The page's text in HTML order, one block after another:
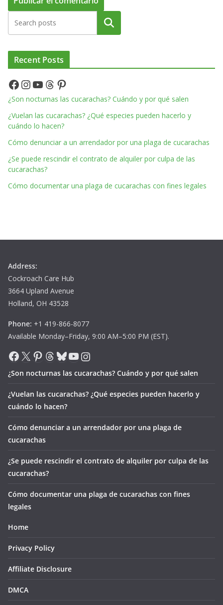
Buscar
Recent Posts
Facebook InstagramYouTube Threads Pinterest
¿Son nocturnas las cucarachas? Cuándo y por qué salen
¿Vuelan las cucarachas? ¿Qué especies pueden hacerlo y
cuándo lo hacen?
Cómo denunciar a un arrendador por una plaga de cucarachas
¿Se puede rescindir el contrato de alquiler por culpa de las
cucarachas?
Cómo documentar una plaga de cucarachas con fines legales
Address:
Cockroach Care Hub
3664 Upland Avenue
Holland, OH 43528
Phone: +1 419-866-8077
Available Monday–Friday, 9:00 AM–5:00 PM (EST).
Facebook
X Pinterest
Threads
Bluesky
YouTube
Instagram
¿Son nocturnas las cucarachas? Cuándo y por qué salen
¿Vuelan las cucarachas? ¿Qué especies pueden hacerlo y
cuándo lo hacen?
Cómo denunciar a un arrendador por una plaga de
cucarachas
¿Se puede rescindir el contrato de alquiler por culpa de las
cucarachas?
Cómo documentar una plaga de cucarachas con fines
legales
Home
Privacy Policy
Affiliate Disclosure
DMCA